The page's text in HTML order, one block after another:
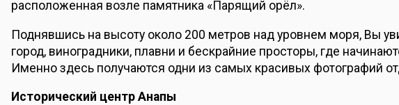
расположенная возле памятника «Парящий орёл».
Поднявшись на высоту около 200 метров над уровнем моря, Вы
город, виноградники, плавни и бескрайние просторы, где
Именно здесь получаются одни из самых красивых фотографий
Исторический центр Анапы